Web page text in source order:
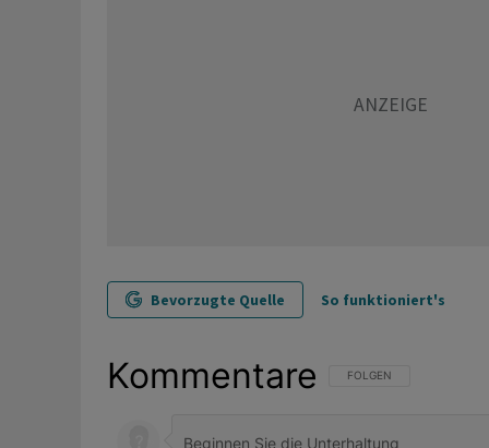
Bevorzugte Quelle So funktioniert's
Kommentare FOLGE DIESER
FOLGEN